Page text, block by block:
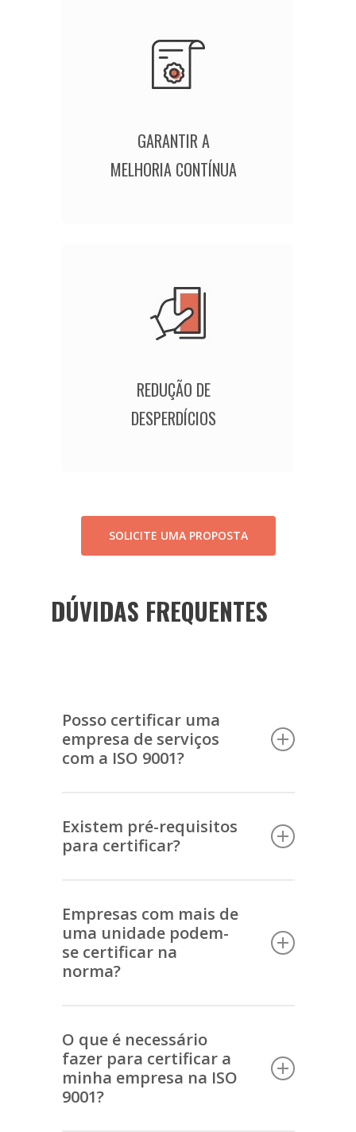
GARANTIR A
MELHORIA CONTÍNUA
REDUÇÃO DE
DESPERDÍCIOS
SOLICITE UMA PROPOSTA
DÚVIDAS FREQUENTES
Posso certificar uma
empresa de serviços
com a ISO 9001?
e/ou dimensão, podem-se certificar na ISO
9001.
Existem pré-requisitos
para certificar?
(ter número fiscal) e satisfazer os requisitos
legais do seu setor de atividade.
Empresas com mais de
uma unidade podem-
se certificar na
norma?
escolher certificar apenas uma unidade ou
todas as unidades juntas.
O que é necessário
fazer para certificar a
minha empresa na ISO
9001?